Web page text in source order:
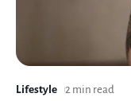
Lifestyle 2 min read